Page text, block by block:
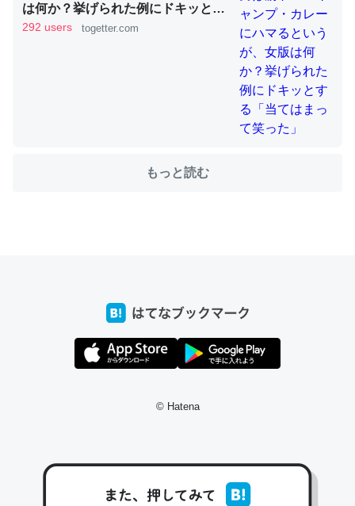
ウチもEchoを実家に置いて４年。でたまに覗いてる。ぼ
ちぼちRingも置こうかと画策中。あと、Googleマップで
位置情報を共有してる。電池残量や充電中かが分かるので
─たまにLINEするくらいだった遠方の父67歳と僕。ITツール導入で
コミュニケーションが劇的に変化した｜tayorini by LIFULL介護
コミュニケーションが劇的に変化した｜tayorini by LIFULL介護
私も3年前ぐらいに祖母の家に設置した。ポケットWifiみ
https://toyoshi.hatenablog.com/entry/2019/05/15/1805
は何か？挙げられた例にドキッとす
る「当てはまって笑った」
292 users togetter.com
もっと読む
© Hatena